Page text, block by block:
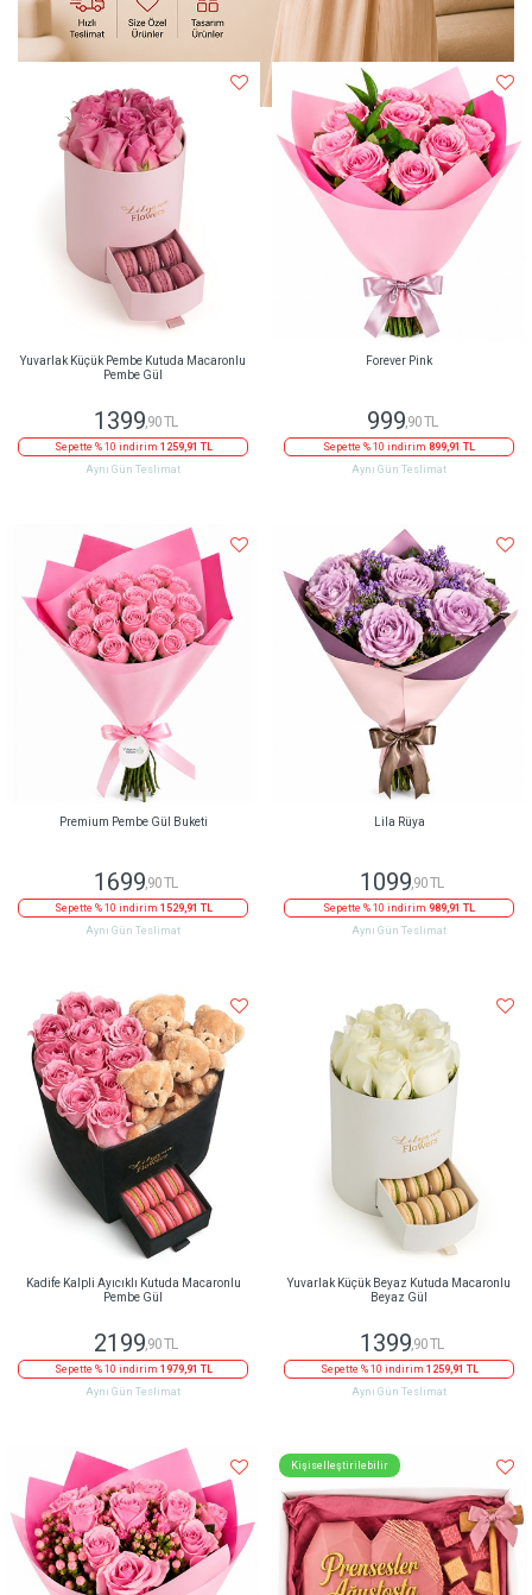
Yuvarlak Küçük Pembe Kutuda Macaronlu
Pembe Gül
1399 ,90 TL
Sepette % 10 indirim 1259,91 TL
Aynı Gün Teslimat
Forever Pink
999,90 TL
Sepette % 10 indirim 899,91 TL
Aynı Gün Teslimat
Premium Pembe Gül Buketi
1699,90 TL
Sepette % 10 indirim 1529,91 TL
Aynı Gün Teslimat
Lila Rüya
1099,90 TL
Sepette % 10 indirim 989,91 TL
Aynı Gün Teslimat
Kadife Kalpli Ayıcıklı Kutuda Macaronlu
Pembe Gül
2199,90 TL
Sepette % 10 indirim 1979,91 TL
Aynı Gün Teslimat
Yuvarlak Küçük Beyaz Kutuda Macaronlu
Beyaz Gül
1399,90 TL
Sepette % 10 indirim 1259,91 TL
Aynı Gün Teslimat
Kişiselleştirilebilir